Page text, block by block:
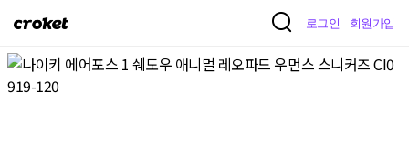
크
켓
로그인 회원가입